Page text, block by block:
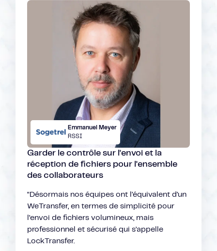
Emmanuel Meyer
RSSI
Garder le contrôle sur l’envoi et la
réception de fichiers pour l’ensemble
des collaborateurs
“Désormais nos équipes ont l’équivalent d’un
WeTransfer, en termes de simplicité pour
l’envoi de fichiers volumineux, mais
professionnel et sécurisé qui s’appelle
LockTransfer.